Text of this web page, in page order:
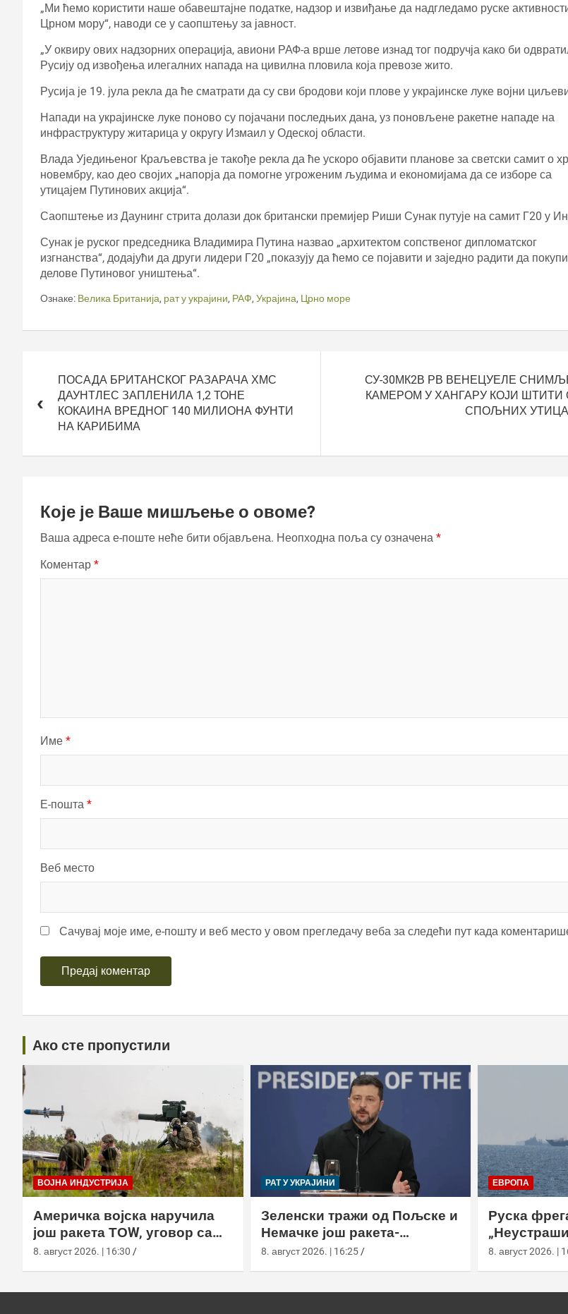
„Ми ћемо користити наше обавештајне податке, надзор и извиђање да надгледамо руске
Црном мору“, наводи се у саопштењу за јавност.
„У оквиру ових надзорних операција, авиони РАФ-а врше летове изнад тог подручја како би
Русију од извођења илегалних напада на цивилна пловила која превозе жито.
Русија је 19. јула рекла да ће сматрати да су сви бродови који плове у украјинске луке војни
Напади на украјинске луке поново су појачани последњих дана, уз поновљене ракетне нападе на
инфраструктуру житарица у округу Измаил у Одеској области.
Влада Уједињеног Краљевства је такође рекла да ће ускоро објавити планове за светски самит о
новембру, као део својих „напорја да помогне угроженим људима и економијама да се изборе са
утицајем Путинових акција“.
Саопштење из Даунинг стрита долази док британски премијер Риши Сунак путује на самит Г20 у
Сунак је руског председника Владимира Путина назвао „архитектом сопственог дипломатског
изгнанства“, додајући да други лидери Г20 „показују да ћемо се појавити и заједно радити да
делове Путиновог уништења“.
Ознаке: Велика Британија, рат у украјини, РАФ, Украјина, Црно море
чланкаПОСАДА БРИТАНСКОГ РАЗАРАЧА ХМС
ДАУНТЛЕС ЗАПЛЕНИЛА 1,2 ТОНЕ
КОКАИНА ВРЕДНОГ 140 МИЛИОНА ФУНТИ
НА КАРИБИМА
СУ-30МК2В РВ ВЕНЕЦУЕЛЕ
КАМЕРОМ У ХАНГАРУ КОЈИ ШТИТИ
СПОЉНИХ
Које је Ваше мишљење о овоме?
Ваша адреса е-поште неће бити објављена. Неопходна поља су означена *
Коментар *
Име *
Е-пошта *
Веб место
Сачувај моје име, е-пошту и веб место у овом прегледачу веба за следећи пут када
Ако сте пропустили
ВОЈНА ИНДУСТРИЈА
Америчка војска наручила
још ракета ТОW, уговор са
Раyтхеон порастао на 750,8
8. август 2026. | 16:30
РАТ У УКРАЈИНИ
Зеленски тражи од Пољске и
Немачке још ракета-
пресретача
8. август 2026. | 16:25
ЕВРОПА
Руска
ватру код
8. август 2026. |